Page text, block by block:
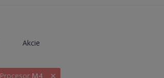
Akcie
Procesor M4